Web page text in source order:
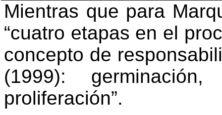
Mientras que para
“cuatro etapas en el
concepto de
(1999):
proliferación”.